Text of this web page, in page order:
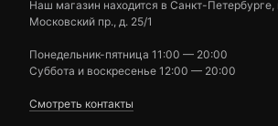
Наш магазин находится в Санкт-Петербурге,
Московский пр., д. 25/1
Понедельник-пятница 11:00 — 20:00
Суббота и воскресенье 12:00 — 20:00
Смотреть контакты